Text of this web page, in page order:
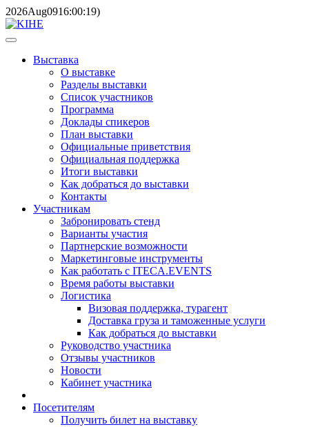
2026Aug0916:00:19)
Выставка
О выставке
Разделы выставки
Список участников
Программа
Доклады спикеров
План выставки
Официальные приветствия
Официальная поддержка
Итоги выставки
Как добраться до выставки
Контакты
Участникам
Забронировать стенд
Варианты участия
Партнерские возможности
Маркетинговые инструменты
Как работать с ITECA.EVENTS
Время работы выставки
Логистика
Визовая поддержка, турагент
Доставка груза и таможенные услуги
Как добраться до выставки
Руководство участника
Отзывы участников
Новости
Кабинет участника
Посетителям
Получить билет на выставку